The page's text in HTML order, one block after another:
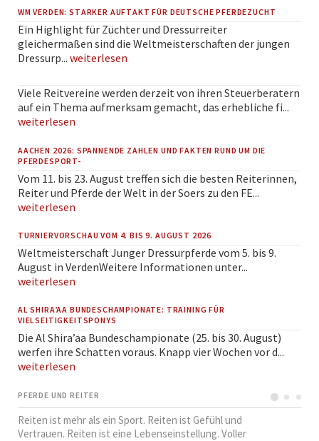
WM VERDEN: STARKER AUFTAKT FÜR DEUTSCHE PFERDEZUCHT
Ein Highlight für Züchter und Dressurreiter
gleichermaßen sind die Weltmeisterschaften der jungen
Dressurp... weiterlesen
Viele Reitvereine werden derzeit von ihren Steuerberatern
auf ein Thema aufmerksam gemacht, das erhebliche fi...
weiterlesen
AACHEN 2026: SPANNENDE ZAHLEN UND FAKTEN RUND UM DIE
PFERDESPORT-
Vom 11. bis 23. August treffen sich die besten Reiterinnen,
Reiter und Pferde der Welt in der Soers zu den FE...
weiterlesen
TURNIERVORSCHAU VOM 4. BIS 9. AUGUST 2026
Weltmeisterschaft Junger Dressurpferde vom 5. bis 9.
August in VerdenWeitere Informationen unter...
weiterlesen
AL SHIRA’AA BUNDESCHAMPIONATE: TRAINING FÜR
VIELSEITIGKEITSPONYS
Die Al Shira’aa Bundeschampionate (25. bis 30. August)
werfen ihre Schatten voraus. Knapp vier Wochen vor d...
weiterlesen
PFERDE UND REITER
Reiten ist mehr als ein Sport. Reiten ist Gefühl und
Vertrauen. Reiten ist eine Lebenseinstellung. Voller